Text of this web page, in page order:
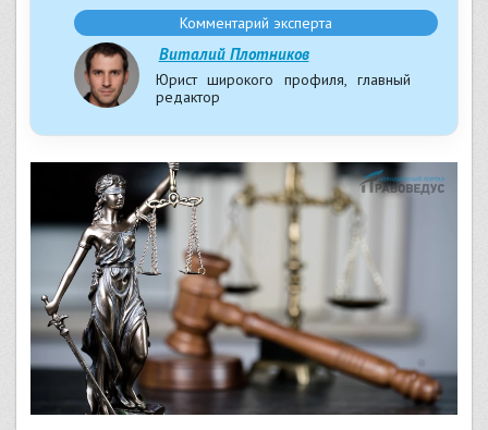
Виталий Плотников
Юрист широкого профиля, главный
редактор
Комментарий эксперта